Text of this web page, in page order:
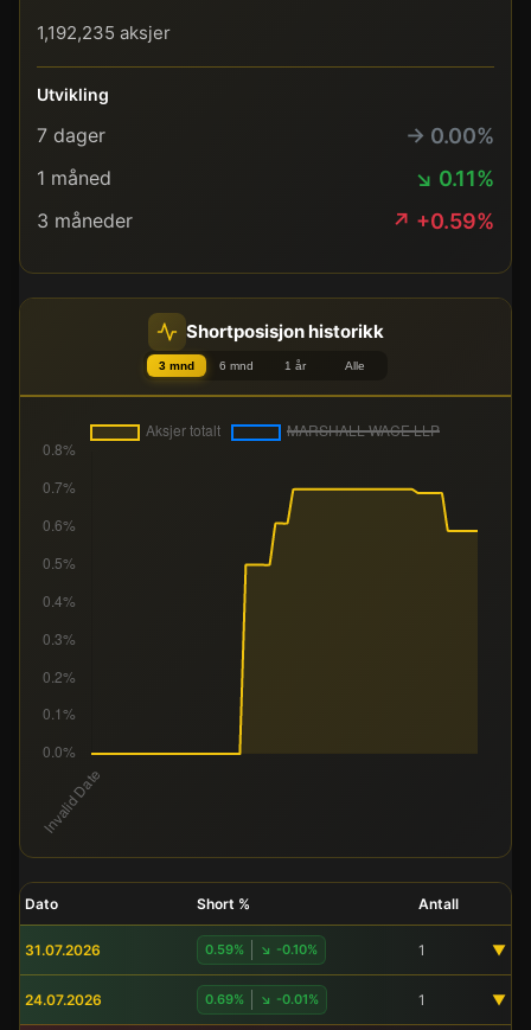
1,192,235 aksjer
Utvikling
7 dager → 0.00%
1 måned ↘ 0.11%
3 måneder ↗ +0.59%
Shortposisjon historikk
3 mnd 6 mnd 1 år Alle
Dato Short % Antall
31.07.2026 0.59% ↘ -0.10% 1 ▼
24.07.2026 0.69% ↘ -0.01% 1 ▼